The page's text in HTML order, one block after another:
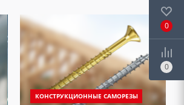
КОНСТРУКЦИОННЫЕ САМОРЕЗЫ
0
0